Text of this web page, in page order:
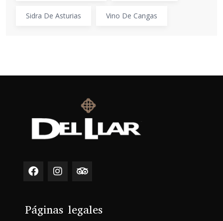
Sidra De Asturias Vino De Cangas
Páginas legales